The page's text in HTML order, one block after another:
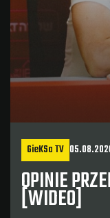
GieKSa TV
OPINIE
[WIDEO]